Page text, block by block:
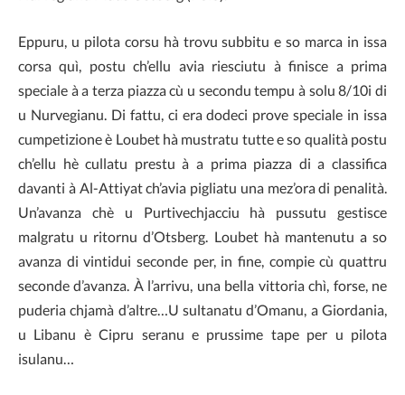
Eppuru, u pilota corsu hà trovu subbitu e so marca in issa
corsa quì, postu ch’ellu avia riesciutu à finisce a prima
speciale à a terza piazza cù u secondu tempu à solu 8/10i di
u Nurvegianu. Di fattu, ci era dodeci prove speciale in issa
cumpetizione è Loubet hà mustratu tutte e so qualità postu
ch’ellu hè cullatu prestu à a prima piazza di a classifica
davanti à Al-Attiyat ch’avia pigliatu una mez’ora di penalità.
Un’avanza chè u Purtivechjacciu hà pussutu gestisce
malgratu u ritornu d’Otsberg. Loubet hà mantenutu a so
avanza di vintidui seconde per, in fine, compie cù quattru
seconde d’avanza. À l’arrivu, una bella vittoria chì, forse, ne
puderia chjamà d’altre…U sultanatu d’Omanu, a Giordania,
u Libanu è Cipru seranu e prussime tape per u pilota
isulanu…